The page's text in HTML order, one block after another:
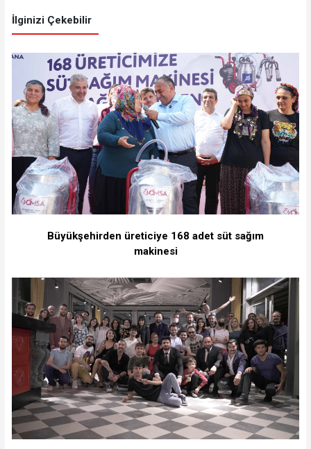
İlginizi Çekebilir
Büyükşehirden üreticiye 168 adet süt sağım
makinesi